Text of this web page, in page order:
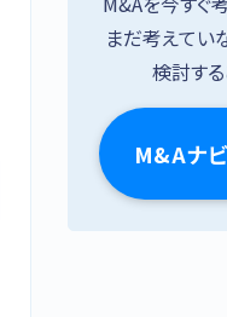
まだ考えてい
検討す
M&Aナ